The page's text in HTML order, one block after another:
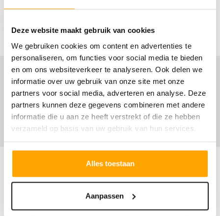
Deze website maakt gebruik van cookies
We gebruiken cookies om content en advertenties te
personaliseren, om functies voor social media te bieden
en om ons websiteverkeer te analyseren. Ook delen we
informatie over uw gebruik van onze site met onze
partners voor social media, adverteren en analyse. Deze
partners kunnen deze gegevens combineren met andere
informatie die u aan ze heeft verstrekt of die ze hebben
verzameld op basis van uw gebruik van hun services.
Alles toestaan
Aanpassen
Brochure
Omschrijving